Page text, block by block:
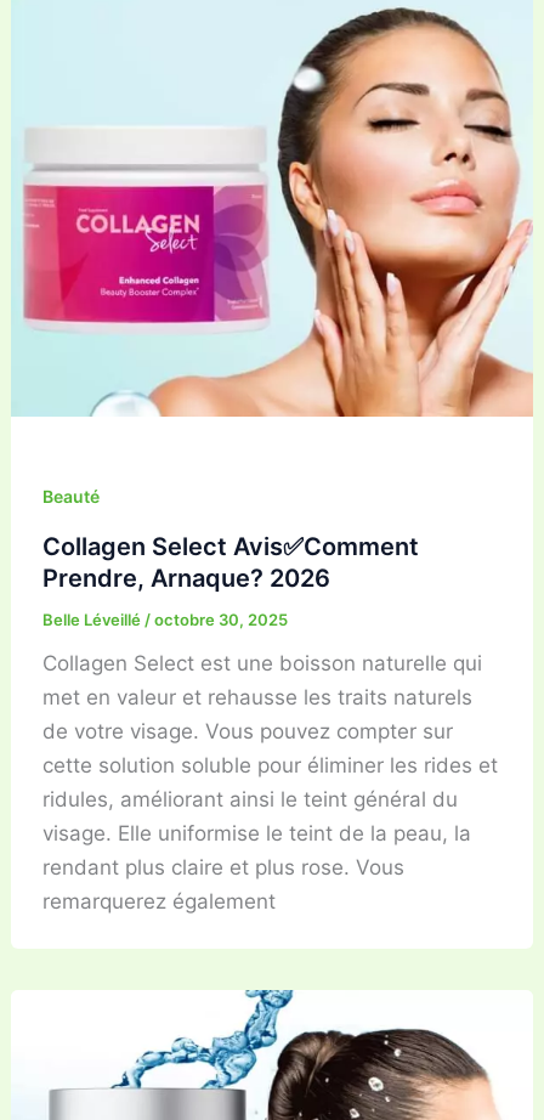
Beauté
Collagen Select Avis✅Comment
Prendre, Arnaque? 2026
Belle Léveillé /octobre 30, 2025
Collagen Select est une boisson naturelle qui
met en valeur et rehausse les traits naturels
de votre visage. Vous pouvez compter sur
cette solution soluble pour éliminer les rides et
ridules, améliorant ainsi le teint général du
visage. Elle uniformise le teint de la peau, la
rendant plus claire et plus rose. Vous
remarquerez également